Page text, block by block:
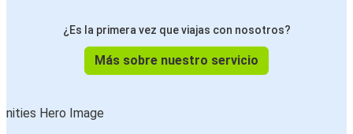
¿Es la primera vez que viajas con nosotros?
Más sobre nuestro servicio